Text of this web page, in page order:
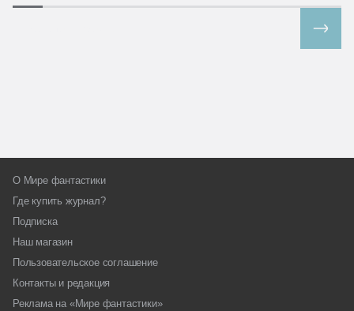
О Мире фантастики
Где купить журнал?
Подписка
Наш магазин
Пользовательское соглашение
Контакты и редакция
Реклама на «Мире фантастики»